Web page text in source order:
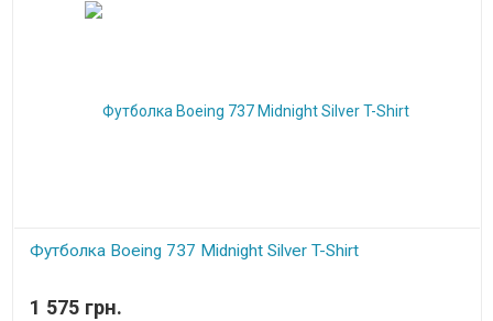
Футболка Boeing 737 Midnight Silver T-Shirt
1 575 грн.